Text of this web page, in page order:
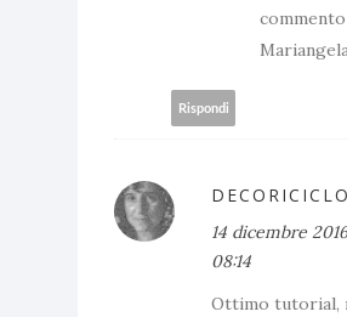
commento
Rispondi
DECORICICLO
14 dicembre
08:14
Ottimo tutorial,